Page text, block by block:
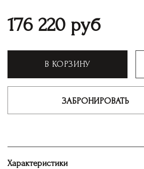
176 220 руб
В КОРЗИНУ
ЗАБРОНИРОВАТЬ
Характеристики